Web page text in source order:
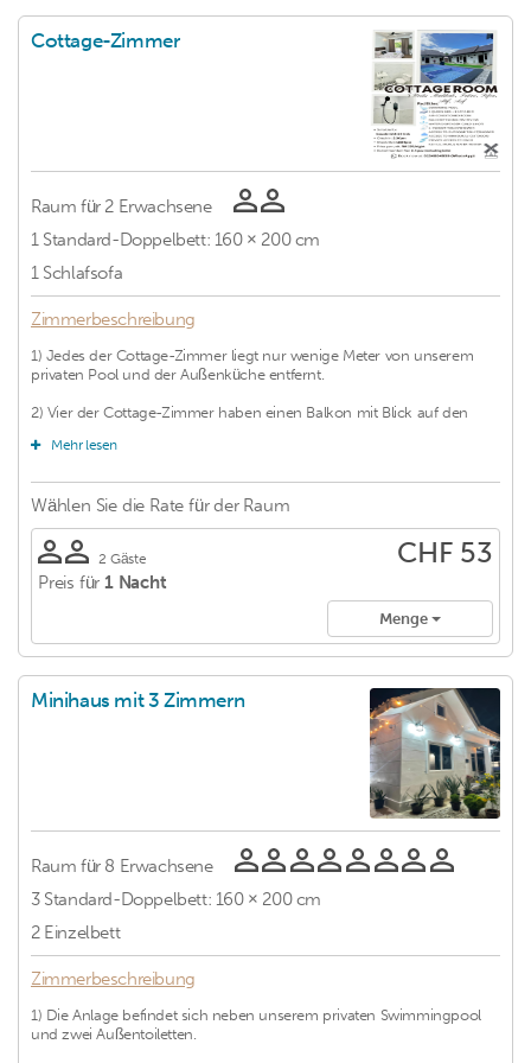
Cottage-Zimmer
Raum für 2 Erwachsene
1 Standard-Doppelbett: 160 × 200 cm
1 Schlafsofa
Zimmerbeschreibung
1) Jedes der Cottage-Zimmer liegt nur wenige Meter von unserem
privaten Pool und der Außenküche entfernt.
2) Vier der Cottage-Zimmer haben einen Balkon mit Blick auf den
Aufenthaltsraum. 3) Jedes Zimmer ist mit einem Queensize-Bett,
einem Wasserkocher und einem Bügeleisen ausgestattet.
Mehr lesen
Wählen Sie die Rate für der Raum
2 Gäste
Preis für 1 Nacht
CHF 53
Menge
Minihaus mit 3 Zimmern
Raum für 8 Erwachsene
3 Standard-Doppelbett: 160 × 200 cm
2 Einzelbett
Zimmerbeschreibung
1) Die Anlage befindet sich neben unserem privaten Swimmingpool
und zwei Außentoiletten.